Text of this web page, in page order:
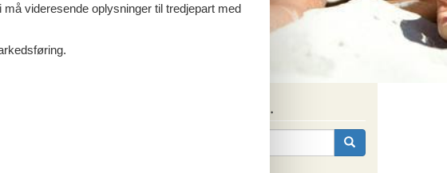
Søg efter husnr.
videresende oplysninger til tredjepart med